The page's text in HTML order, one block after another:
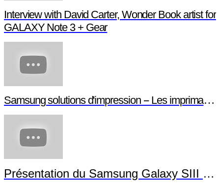
Interview with David Carter, Wonder Book artist for
GALAXY Note 3 + Gear
Samsung solutions d'impression -- Les
Présentation du Samsung Galaxy SIII